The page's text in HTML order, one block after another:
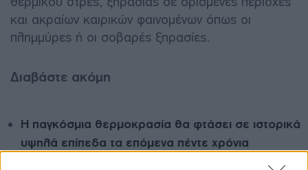
και ακραίων καιρικών φαινομένων όπως οι
πλημμύρες ή οι σοβαρές ξηρασίες.
Διαβάστε ακόμη
Η παγκόσμια θερμοκρασία θα φτάσει σε ιστορικά
υψηλά επίπεδα τα επόμενα πέντε χρόνια